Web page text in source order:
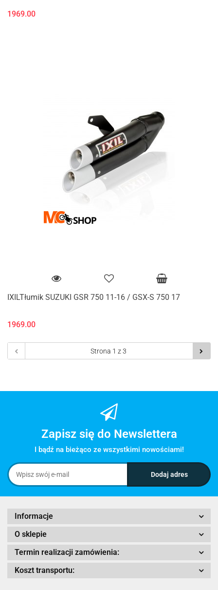
1969.00
IXILTłumik SUZUKI GSR 750 11-16 / GSX-S 750 17
1969.00
Zapisz się do Newslettera
I bądź na bieżąco ze wszystkimi nowościami!
Informacje
O sklepie
Termin realizacji zamówienia:
Koszt transportu: